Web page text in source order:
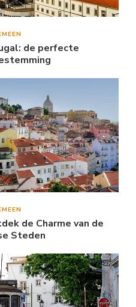
de perfecte
de Charme van de
Steden